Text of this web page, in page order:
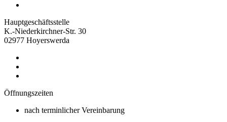
Hauptgeschäftsstelle
K.-Niederkirchner-Str. 30
02977 Hoyerswerda
Öffnungszeiten
nach terminlicher Vereinbarung